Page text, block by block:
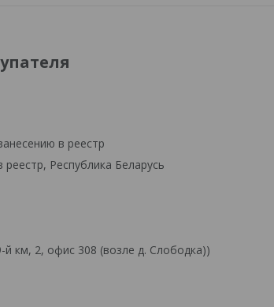
в реестр
Республика Беларусь
км, 2, офис 308 (возле д. Слободка))